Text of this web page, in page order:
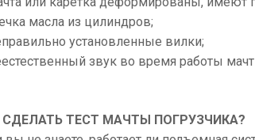
масла из цилиндров;
установленные вилки;
звук во время работы
СДЕЛАТЬ ТЕСТ МАЧТЫ ПОГРУЗЧИКА?